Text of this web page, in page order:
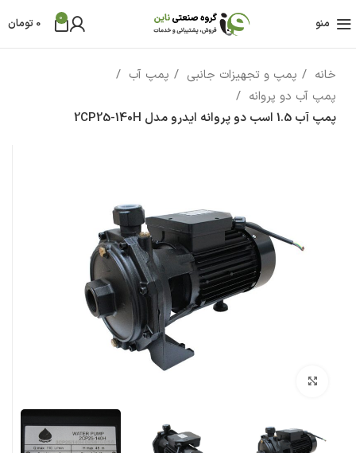
منو 0
0 تومان
خانه پمپ و تجهیزات جانبی
پمپ آب
پمپ آب دو پروانه
پمپ آب 1.5 اسب دو پروانه ایدرو مدل 2CP25-140H